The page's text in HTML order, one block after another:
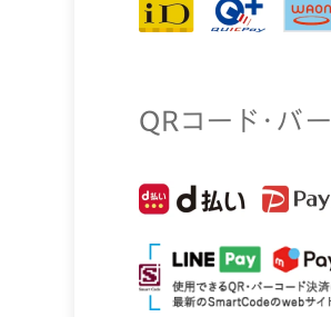
QRコード・バ